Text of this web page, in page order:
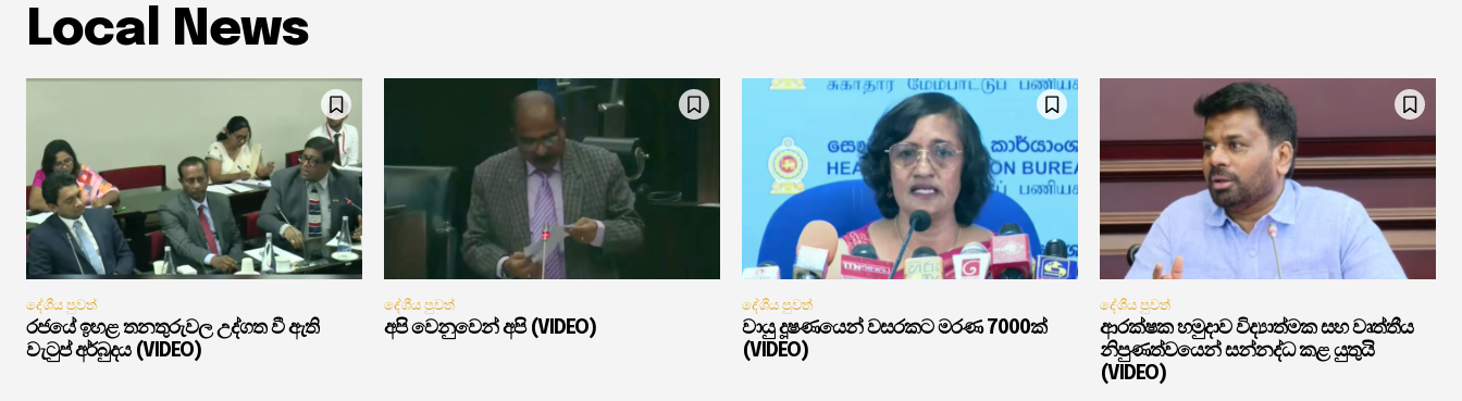
Local News
දේශීය පුවත්
රජයේ ඉහළ තනතුරුවල උද්ගත වී ඇති
වැටුප් අර්බුදය (VIDEO)
දේශීය පුවත්
අපි වෙනුවෙන් අපි (VIDEO)
දේශීය පුවත්
වායු දූෂණයෙන් වසරකට මරණ 7000ක්
(VIDEO)
දේශීය පුවත්
ආරක්ෂක හමුදාව විද්‍යාත්මක සහ වෘත්තීය
නිපුණත්වයෙන් සන්නද්ධ කළ යුතුයි
(VIDEO)